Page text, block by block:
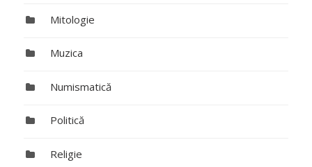
Mitologie
Muzica
Numismatică
Politică
Religie